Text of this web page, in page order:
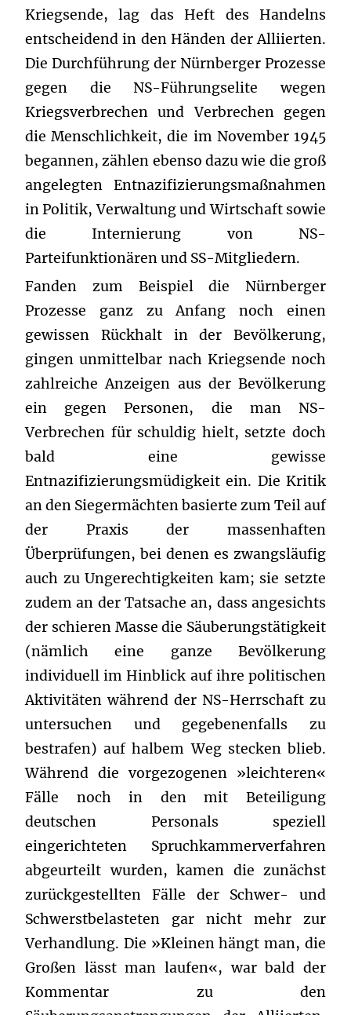
Kriegsende, lag das Heft des Handelns
entscheidend in den Händen der Alliierten.
Die Durchführung der Nürnberger Prozesse
gegen die NS-Führungselite wegen
Kriegsverbrechen und Verbrechen gegen
die Menschlichkeit, die im November 1945
begannen, zählen ebenso dazu wie die groß
angelegten Entnazifizierungsmaßnahmen
in Politik, Verwaltung und Wirtschaft sowie
die Internierung von NS-
Parteifunktionären und SS-Mitgliedern.
Fanden zum Beispiel die Nürnberger
Prozesse ganz zu Anfang noch einen
gewissen Rückhalt in der Bevölkerung,
gingen unmittelbar nach Kriegsende noch
zahlreiche Anzeigen aus der Bevölkerung
ein gegen Personen, die man NS-
Verbrechen für schuldig hielt, setzte doch
bald eine gewisse
Entnazifizierungsmüdigkeit ein. Die Kritik
an den Siegermächten basierte zum Teil auf
der Praxis der massenhaften
Überprüfungen, bei denen es zwangsläufig
auch zu Ungerechtigkeiten kam; sie setzte
zudem an der Tatsache an, dass angesichts
der schieren Masse die Säuberungstätigkeit
(nämlich eine ganze Bevölkerung
individuell im Hinblick auf ihre politischen
Aktivitäten während der NS-Herrschaft zu
untersuchen und gegebenenfalls zu
bestrafen) auf halbem Weg stecken blieb.
Während die vorgezogenen »leichteren«
Fälle noch in den mit Beteiligung
deutschen Personals speziell
eingerichteten Spruchkammerverfahren
abgeurteilt wurden, kamen die zunächst
zurückgestellten Fälle der Schwer- und
Schwerstbelasteten gar nicht mehr zur
Verhandlung. Die »Kleinen hängt man, die
Großen lässt man laufen«, war bald der
Kommentar zu den